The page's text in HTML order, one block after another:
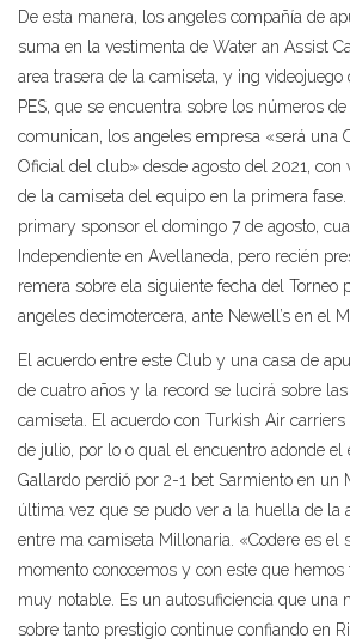
De esta manera, los angeles compañía de
suma en la vestimenta de Water an Assist
area trasera de la camiseta, y ing
PES, que se encuentra sobre los números
comunican, los angeles empresa «será una
Oficial del club» desde agosto del 2021, con
de la camiseta del equipo en la primera
primary sponsor el domingo 7 de agosto,
Independiente en Avellaneda, pero recién
remera sobre ela siguiente fecha del Torneo
angeles decimotercera, ante Newell’s en el
El acuerdo entre este Club y una casa de
de cuatro años y la record se lucirá sobre
camiseta. El acuerdo con Turkish Air
de julio, por lo o qual el encuentro adonde el
Gallardo perdió por 2-1 bet Sarmiento en un
última vez que se pudo ver a la huella de la
entre ma camiseta Millonaria. «Codere es el
momento conocemos y con este que
muy notable. Es un autosuficiencia que una
sobre tanto prestigio continue confiando en